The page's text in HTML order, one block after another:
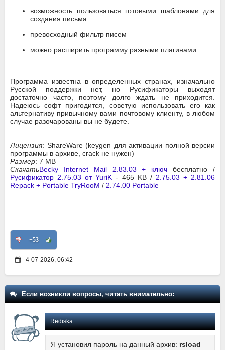
возможность пользоваться готовыми шаблонами для
создания письма
превосходный фильтр писем
можно расширить программу разными плагинами.
Программа известна в определенных странах, изначально
Русской поддержки нет, но Русификаторы выходят
достаточно часто, поэтому долго ждать не приходится.
Надеюсь софт пригодится, советую использовать его как
альтернативу привычному вами почтовому клиенту, в любом
случае разочарованы вы не будете.
Лицензия: ShareWare (keygen для активации полной версии
программы в архиве, crack не нужен)
Размер: 7 MB
СкачатьBecky Internet Mail 2.83.03 + ключ бесплатно /
Русификатор 2.75.03 от YuriK - 465 KB / 2.75.03 + 2.81.06
Repack + Portable TryRooM / 2.74.00 Portable
+53
4-07-2026, 06:42
Если возникли вопросы, читать внимательно:
Rediska
Я установил пароль на данный архив: rsload